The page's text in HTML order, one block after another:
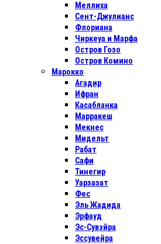
Меллиха
Сент-Джулианс
Флориана
Чиркеуа и Марфа
Остров Гозо
Остров Комино
Марокко
Агадир
Ифран
Касабланка
Марракеш
Мекнес
Мидельт
Рабат
Сафи
Тинегир
Уарзазат
Фес
Эль Жадида
Эрфауд
Эс-Сувэйра
Эссувейра